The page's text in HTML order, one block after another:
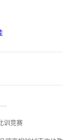
训竞赛